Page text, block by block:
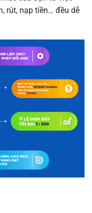
rút, nạp tiền… đều dễ